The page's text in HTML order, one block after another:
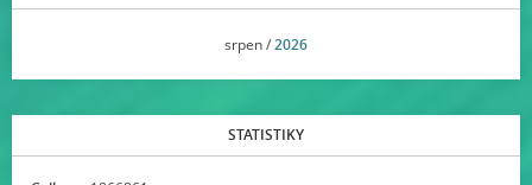
srpen /2026
STATISTIKY